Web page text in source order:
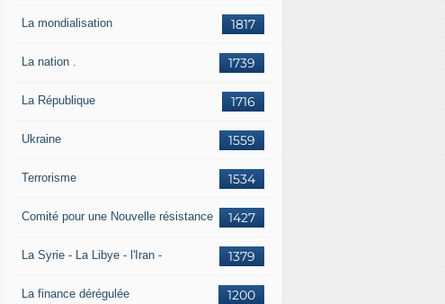
1817
La mondialisation
1739
La nation .
1716
La République
1559
Ukraine
1534
Terrorisme
1427
Comité pour une Nouvelle résistance
1379
La Syrie - La Libye - l'Iran -
1200
La finance dérégulée